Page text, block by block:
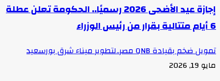
إجازة عيد الأضحى 2026 رسميًا.. الحكومة تعلن عطلة
6 أيام متتالية بقرار من رئيس الوزراء
تمويل ضخم بقيادة QNB مصر..لتطوير ميناء شرق بورسعيد
مايو 19, 2026